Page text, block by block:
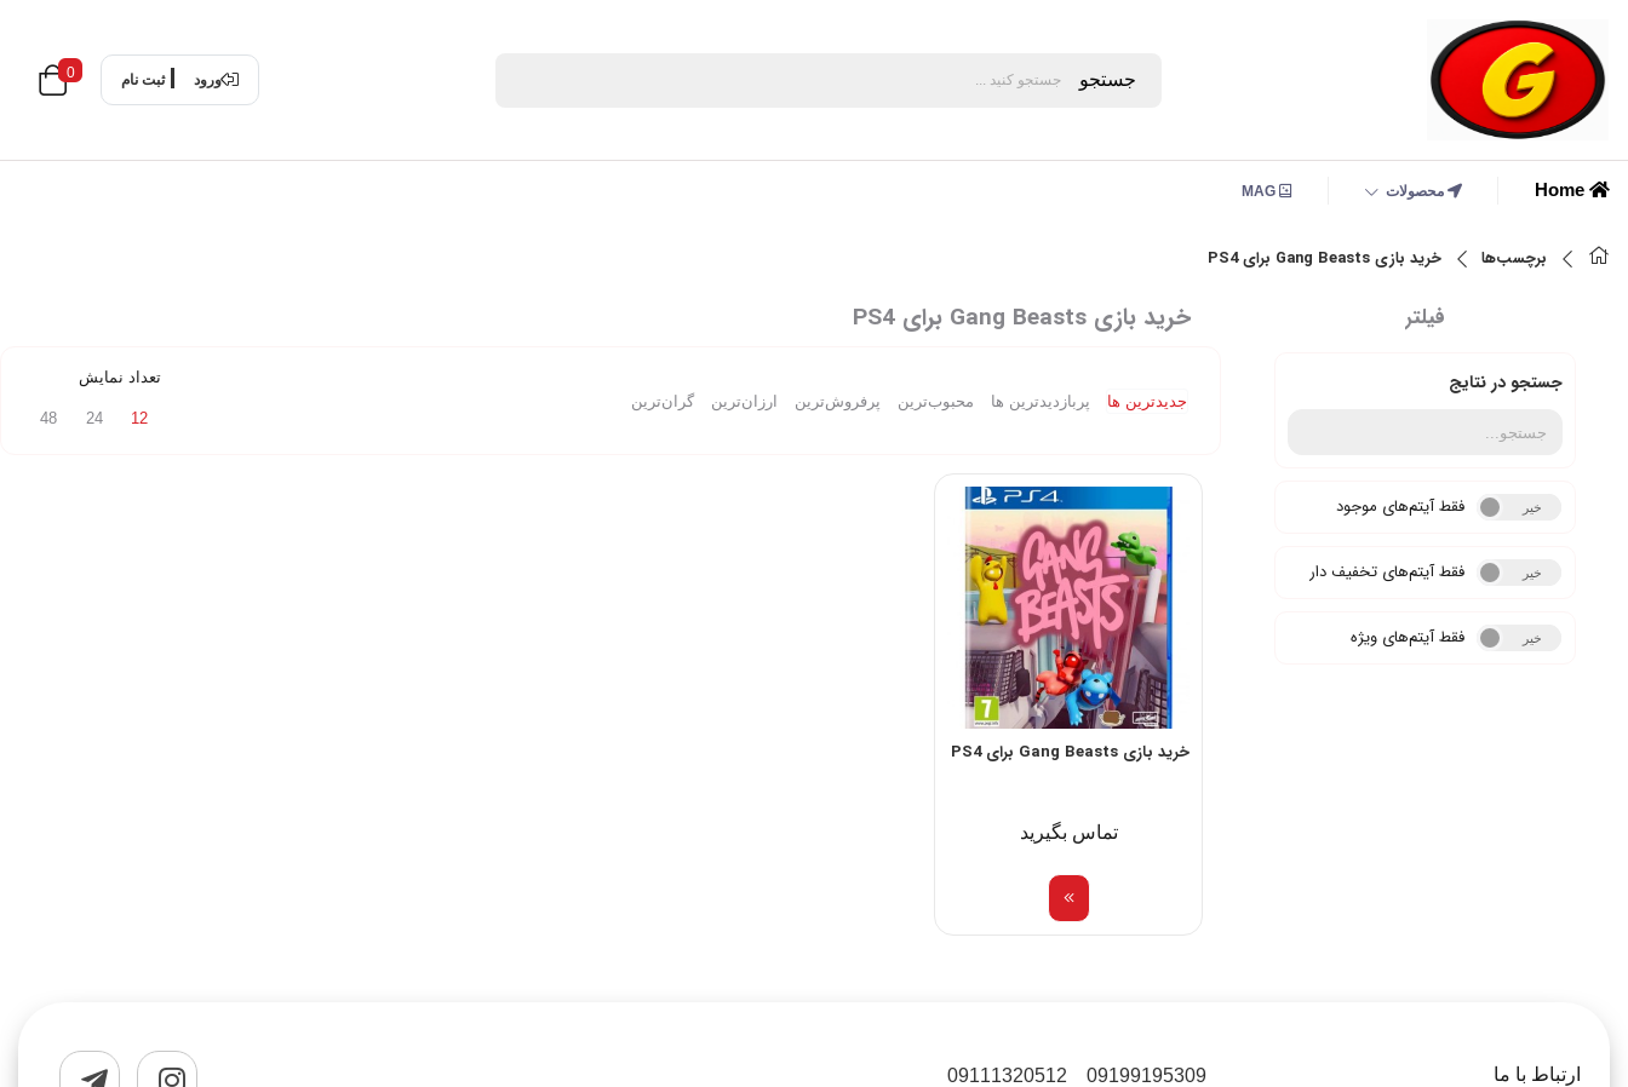
جستجو ورود ثبت نام 0
محصولات
برچسب‌ها خرید بازی Gang Beasts برای PS4
فیلتر
جستجو در نتایج
بله خیر فقط آیتم‌های موجود
بله خیر فقط آیتم‌های تخفیف دار
بله خیر فقط آیتم‌های ویژه
خرید بازی Gang Beasts برای PS4
جدیدترین ها پربازدیدترین ها محبوب‌‌ترین پرفروش‌ترین ارزان‌ترین گران‌ترین
تعداد نمایش
12
24
48
خرید بازی Gang Beasts برای PS4
تماس بگیرید
ارتباط با ما 09199195309
09111320512